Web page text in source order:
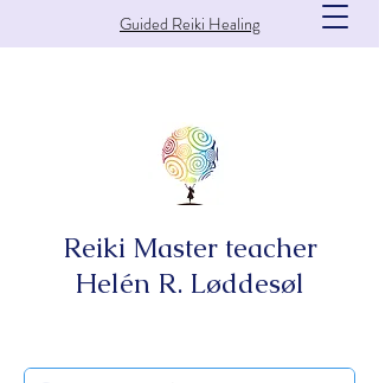
Guided Reiki Healing
Reiki Master teacher
Helén R. Løddesøl